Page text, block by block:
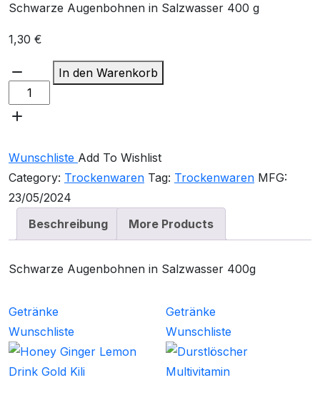
Schwarze Augenbohnen in Salzwasser 400 g
1,30 €
In den Warenkorb
Wunschliste Add To Wishlist
Category: Trockenwaren Tag: Trockenwaren MFG:
23/05/2024
Beschreibung
More Products
Schwarze Augenbohnen in Salzwasser 400g
Getränke
Wunschliste
Getränke
Wunschliste